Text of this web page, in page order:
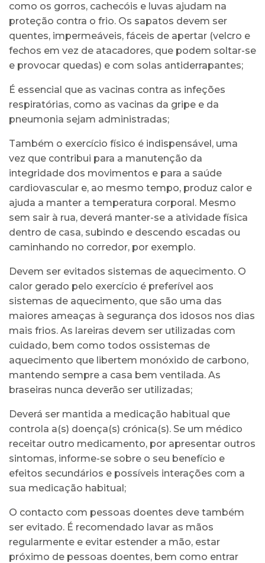
como os gorros, cachecóis e luvas ajudam na
proteção contra o frio. Os sapatos devem ser
quentes, impermeáveis, fáceis de apertar (velcro e
fechos em vez de atacadores, que podem soltar-se
e provocar quedas) e com solas antiderrapantes;
É essencial que as vacinas contra as infeções
respiratórias, como as vacinas da gripe e da
pneumonia sejam administradas;
Também o exercício físico é indispensável, uma
vez que contribui para a manutenção da
integridade dos movimentos e para a saúde
cardiovascular e, ao mesmo tempo, produz calor e
ajuda a manter a temperatura corporal. Mesmo
sem sair à rua, deverá manter-se a atividade física
dentro de casa, subindo e descendo escadas ou
caminhando no corredor, por exemplo.
Devem ser evitados sistemas de aquecimento. O
calor gerado pelo exercício é preferível aos
sistemas de aquecimento, que são uma das
maiores ameaças à segurança dos idosos nos dias
mais frios. As lareiras devem ser utilizadas com
cuidado, bem como todos ossistemas de
aquecimento que libertem monóxido de carbono,
mantendo sempre a casa bem ventilada. As
braseiras nunca deverão ser utilizadas;
Deverá ser mantida a medicação habitual que
controla a(s) doença(s) crónica(s). Se um médico
receitar outro medicamento, por apresentar outros
sintomas, informe-se sobre o seu benefício e
efeitos secundários e possíveis interações com a
sua medicação habitual;
O contacto com pessoas doentes deve também
ser evitado. É recomendado lavar as mãos
regularmente e evitar estender a mão, estar
próximo de pessoas doentes, bem como entrar